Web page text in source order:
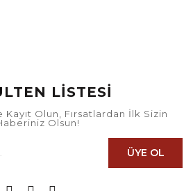
LİSTESİ
Olun, Fırsatlardan İlk Sizin
Olsun!
ÜYE OL